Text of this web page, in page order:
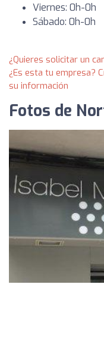
Viernes: 0h-0h
Sábado: 0h-0h
¿Quieres solicitar un
¿Es esta tu empresa?
su información
Fotos de